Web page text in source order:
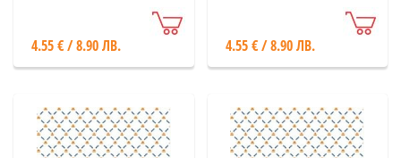
4.55 € / 8.90 ЛВ. 4.55 € / 8.90 ЛВ.